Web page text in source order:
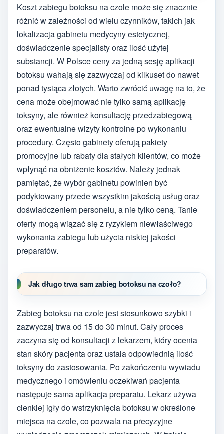
Koszt zabiegu botoksu na czole może się znacznie
różnić w zależności od wielu czynników, takich jak
lokalizacja gabinetu medycyny estetycznej,
doświadczenie specjalisty oraz ilość użytej
substancji. W Polsce ceny za jedną sesję aplikacji
botoksu wahają się zazwyczaj od kilkuset do nawet
ponad tysiąca złotych. Warto zwrócić uwagę na to, że
cena może obejmować nie tylko samą aplikację
toksyny, ale również konsultację przedzabiegową
oraz ewentualne wizyty kontrolne po wykonaniu
procedury. Często gabinety oferują pakiety
promocyjne lub rabaty dla stałych klientów, co może
wpłynąć na obniżenie kosztów. Należy jednak
pamiętać, że wybór gabinetu powinien być
podyktowany przede wszystkim jakością usług oraz
doświadczeniem personelu, a nie tylko ceną. Tanie
oferty mogą wiązać się z ryzykiem niewłaściwego
wykonania zabiegu lub użycia niskiej jakości
preparatów.
Jak długo trwa sam zabieg botoksu na czoło?
Zabieg botoksu na czole jest stosunkowo szybki i
zazwyczaj trwa od 15 do 30 minut. Cały proces
zaczyna się od konsultacji z lekarzem, który ocenia
stan skóry pacjenta oraz ustala odpowiednią ilość
toksyny do zastosowania. Po zakończeniu wywiadu
medycznego i omówieniu oczekiwań pacjenta
następuje sama aplikacja preparatu. Lekarz używa
cienkiej igły do wstrzyknięcia botoksu w określone
miejsca na czole, co pozwala na precyzyjne